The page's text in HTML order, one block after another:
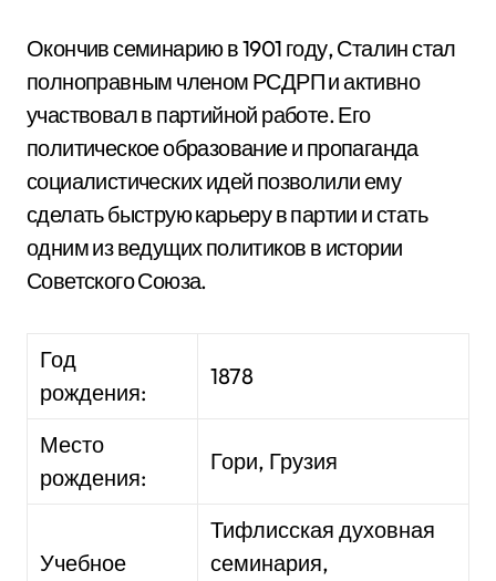
Окончив семинарию в 1901 году, Сталин стал
полноправным членом РСДРП и активно
участвовал в партийной работе. Его
политическое образование и пропаганда
социалистических идей позволили ему
сделать быструю карьеру в партии и стать
одним из ведущих политиков в истории
Советского Союза.
Год
рождения:
1878
Место
рождения:
Гори, Грузия
Учебное
Тифлисская духовная
семинария,